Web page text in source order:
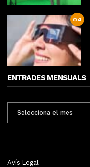
04
ENTRADES MENSUALS
MENSUALS
Avís Legal